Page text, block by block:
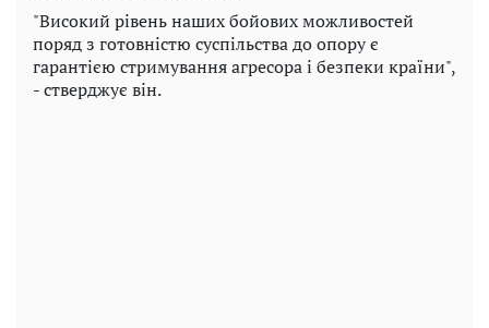
"Високий рівень наших бойових можливостей
поряд з готовністю суспільства до опору є
гарантією стримування агресора і безпеки країни",
- стверджує він.